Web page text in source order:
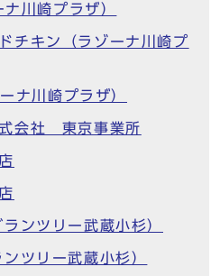
川崎プラザ）
チキン（ラゾーナ川崎プ
ナ川崎プラザ）
会社 東京事業所
ンツリー武蔵小杉）
ツリー武蔵小杉）